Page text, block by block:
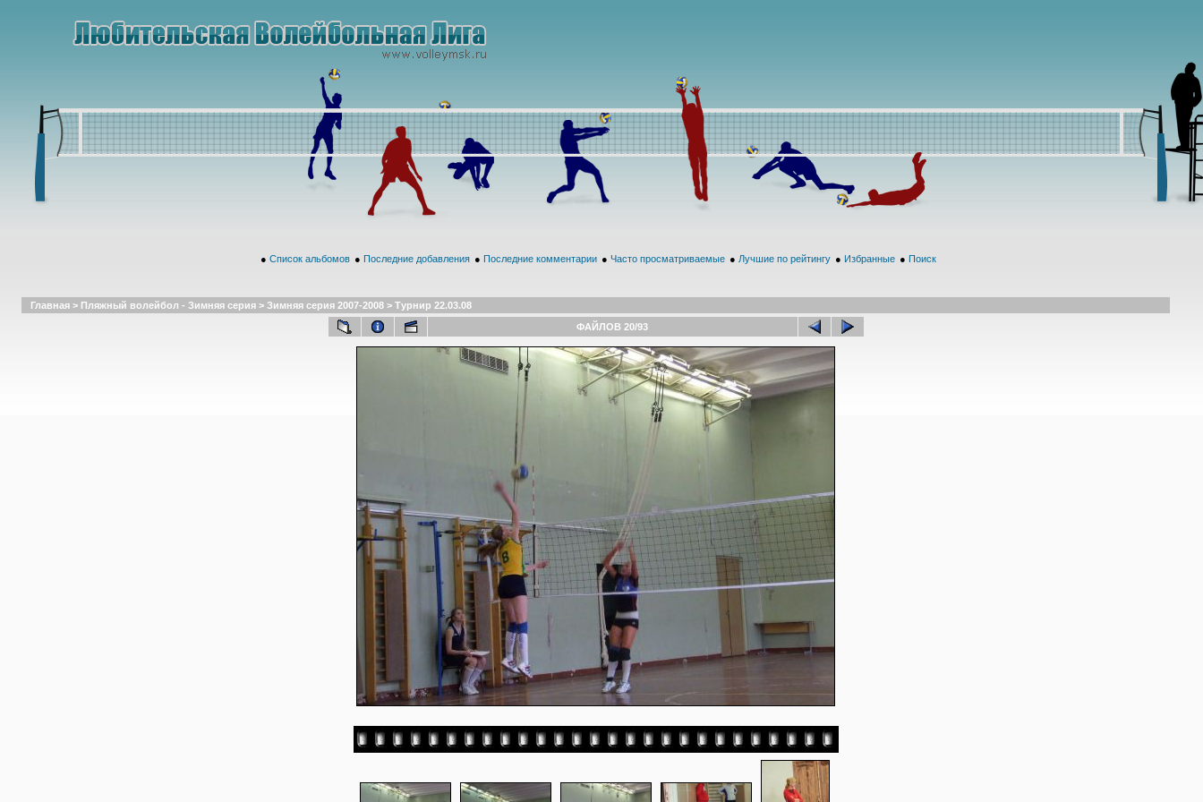
● Список альбомов ● Последние добавления ● Последние комментарии ● Часто просматриваемые ● Лучшие по рейтингу ● Избранные ● Поиск
Главная > Пляжный волейбол - Зимняя серия > Зимняя серия 2007-2008 > Турнир 22.03.08
ФАЙЛОВ 20/93